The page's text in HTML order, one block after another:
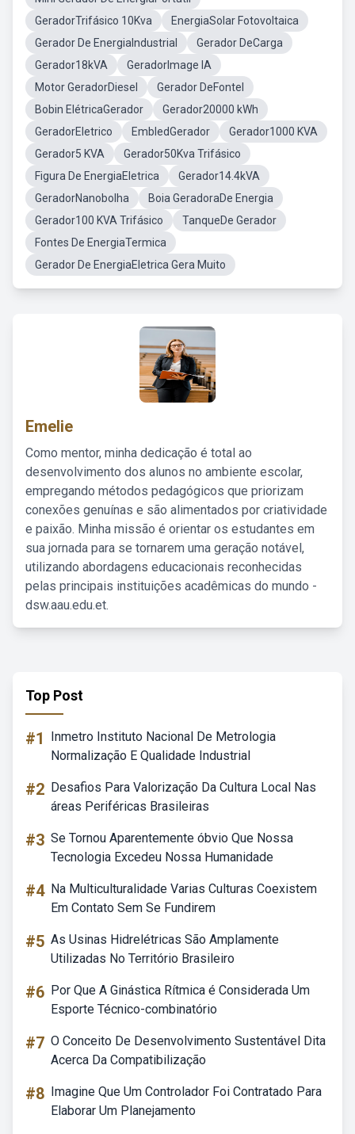
GeradorTrifásico 10Kva
EnergiaSolar Fotovoltaica
Gerador De EnergiaIndustrial
Gerador DeCarga
Gerador18kVA
GeradorImage IA
Motor GeradorDiesel
Gerador DeFontel
Bobin ElétricaGerador
Gerador20000 kWh
GeradorEletrico
EmbledGerador
Gerador1000 KVA
Gerador5 KVA
Gerador50Kva Trifásico
Figura De EnergiaEletrica
Gerador14.4kVA
GeradorNanobolha
Boia GeradoraDe Energia
Gerador100 KVA Trifásico
TanqueDe Gerador
Fontes De EnergiaTermica
Gerador De EnergiaEletrica Gera Muito
Emelie
Como mentor, minha dedicação é total ao
desenvolvimento dos alunos no ambiente escolar,
empregando métodos pedagógicos que priorizam
conexões genuínas e são alimentados por criatividade
e paixão. Minha missão é orientar os estudantes em
sua jornada para se tornarem uma geração notável,
utilizando abordagens educacionais reconhecidas
pelas principais instituições acadêmicas do mundo -
dsw.aau.edu.et.
Top Post
#1
Inmetro Instituto Nacional De Metrologia
Normalização E Qualidade Industrial
#2 Desafios Para Valorização Da Cultura Local Nas
áreas Periféricas Brasileiras
#3 Se Tornou Aparentemente óbvio Que Nossa
Tecnologia Excedeu Nossa Humanidade
#4 Na Multiculturalidade Varias Culturas Coexistem
Em Contato Sem Se Fundirem
#5 As Usinas Hidrelétricas São Amplamente
Utilizadas No Território Brasileiro
#6 Por Que A Ginástica Rítmica é Considerada Um
Esporte Técnico-combinatório
#7 O Conceito De Desenvolvimento Sustentável Dita
Acerca Da Compatibilização
#8 Imagine Que Um Controlador Foi Contratado Para
Elaborar Um Planejamento